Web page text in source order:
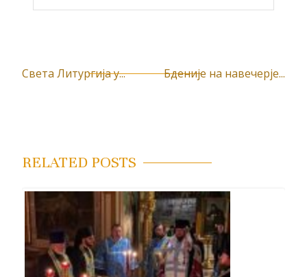
К
њ
ч
Света Литургија у... Бденије на навечерје...
RELATED POSTS